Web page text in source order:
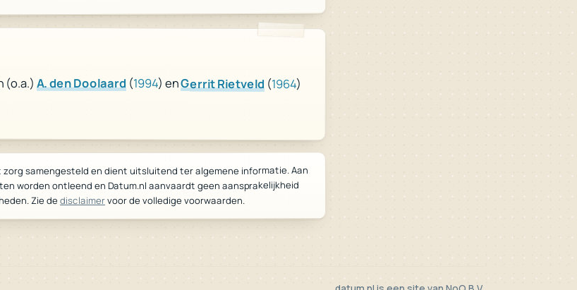
(o.a.)A. den Doolaard (1994) enGerrit Rietveld(1964)
zorg samengesteld en dient uitsluitend ter algemene informatie. Aan
worden ontleend en Datum.nl aanvaardt geen aansprakelijkheid
Zie dedisclaimervoor de volledige voorwaarden.